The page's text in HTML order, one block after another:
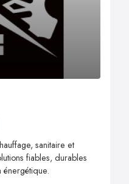
sanitaire et
fiables, durables